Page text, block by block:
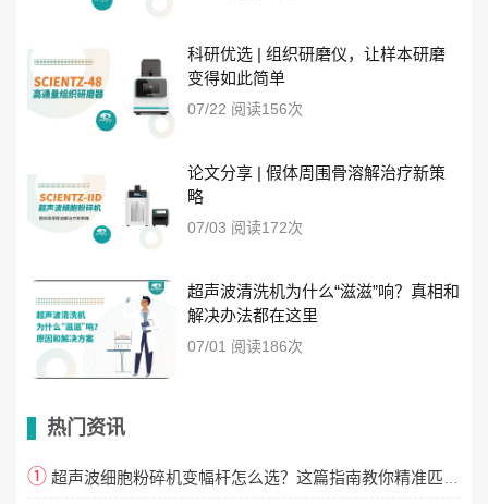
科研优选 | 组织研磨仪，让样本研磨
变得如此简单
07/22 阅读156次
论文分享 | 假体周围骨溶解治疗新策
略
07/03 阅读172次
超声波清洗机为什么“滋滋”响？真相和
解决办法都在这里
07/01 阅读186次
热门资讯
① 超声波细胞粉碎机变幅杆怎么选？这篇指南教你精准匹配！